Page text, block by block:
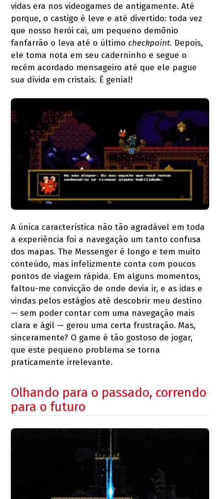
vidas era nos videogames de antigamente. Até
porque, o castigo é leve e até divertido: toda vez
que nosso herói cai, um pequeno demônio
fanfarrão o leva até o último checkpoint. Depois,
ele toma nota em seu caderninho e segue o
recém acordado mensageiro até que ele pague
sua dívida em cristais. É genial!
A única característica não tão agradável em toda
a experiência foi a navegação um tanto confusa
dos mapas. The Messenger é longo e tem muito
conteúdo, mas infelizmente conta com poucos
pontos de viagem rápida. Em alguns momentos,
faltou-me convicção de onde devia ir, e as idas e
vindas pelos estágios até descobrir meu destino
— sem poder contar com uma navegação mais
clara e ágil — gerou uma certa frustração. Mas,
sinceramente? O game é tão gostoso de jogar,
que este pequeno problema se torna
praticamente irrelevante.
Olhando para o passado, correndo
para o futuro